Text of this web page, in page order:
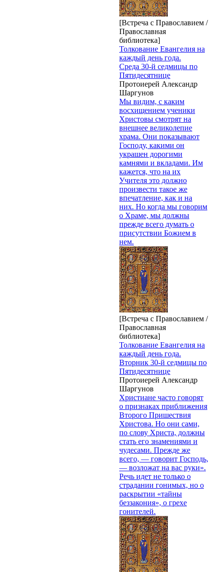
[Встреча с Православием /
Православная
библиотека]
Толкование Евангелия на
каждый день года.
Среда 30-й седмицы по
Пятидесятнице
Протоиерей Александр
Шаргунов
Мы видим, с каким
восхищением ученики
Христовы смотрят на
внешнее великолепие
храма. Они показывают
Господу, какими он
украшен дорогими
камнями и вкладами. Им
кажется, что на их
Учителя это должно
произвести такое же
впечатление, как и на
них. Но когда мы говорим
о Храме, мы должны
прежде всего думать о
присутствии Божием в
нем.
[Встреча с Православием /
Православная
библиотека]
Толкование Евангелия на
каждый день года.
Вторник 30-й седмицы по
Пятидесятнице
Протоиерей Александр
Шаргунов
Христиане часто говорят
о признаках приближения
Второго Пришествия
Христова. Но они сами,
по слову Христа, должны
стать его знамениями и
чудесами. Прежде же
всего, — говорит Господь,
— возложат на вас руки».
Речь идет не только о
страдании гонимых, но о
раскрытии «тайны
беззакония», о грехе
гонителей.